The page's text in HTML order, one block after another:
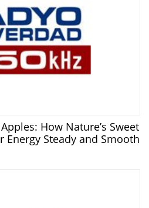
How Nature’s Sweet
Energy Steady and Smooth